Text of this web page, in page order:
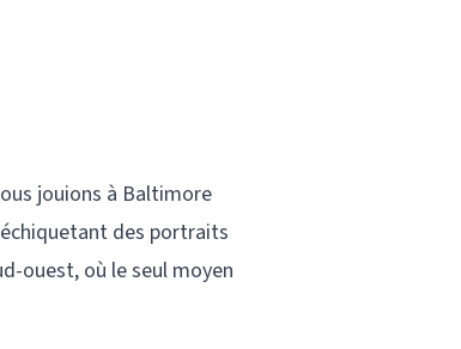
jouions à Baltimore
des portraits
ouest, où le seul moyen